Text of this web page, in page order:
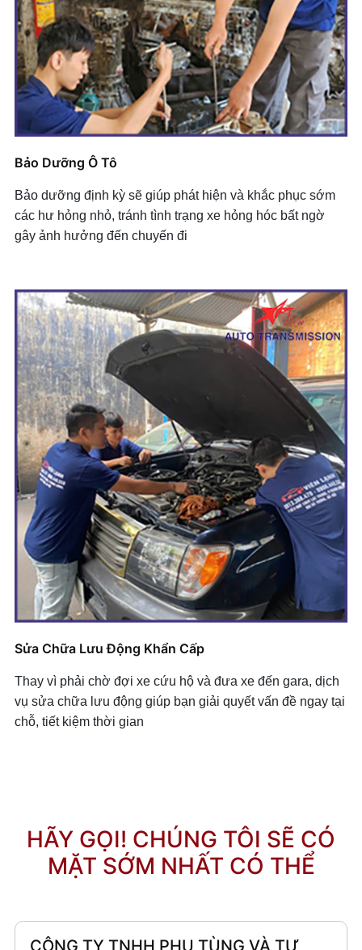
Bảo Dưỡng Ô Tô
Bảo dưỡng định kỳ sẽ giúp phát hiện và khắc phục sớm
các hư hỏng nhỏ, tránh tình trạng xe hỏng hóc bất ngờ
gây ảnh hưởng đến chuyến đi
Sửa Chữa Lưu Động Khẩn Cấp
Thay vì phải chờ đợi xe cứu hộ và đưa xe đến gara, dịch
vụ sửa chữa lưu động giúp bạn giải quyết vấn đề ngay tại
chỗ, tiết kiệm thời gian
HÃY GỌI! CHÚNG TÔI SẼ CÓ
MẶT SỚM NHẤT CÓ THỂ